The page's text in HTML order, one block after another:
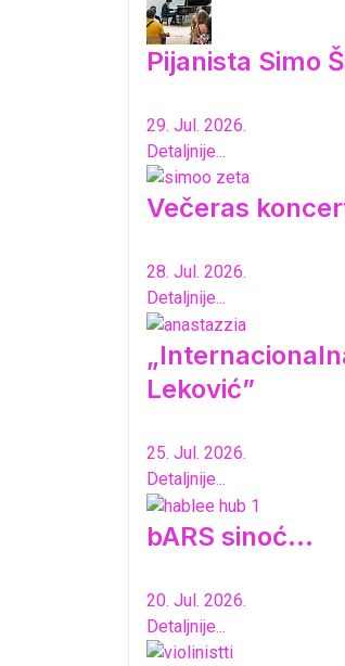
Pijanista Simo
29. Jul. 2026.
Detaljnije...
Večeras
28. Jul. 2026.
Detaljnije...
Leković”
25. Jul. 2026.
Detaljnije...
bARS sinoć...
20. Jul. 2026.
Detaljnije...